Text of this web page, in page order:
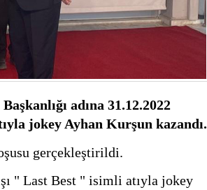
adına 31.12.2022
jokey Ayhan Kurşun kazandı.
gerçekleştirildi.
" Last Best " isimli atıyla jokey